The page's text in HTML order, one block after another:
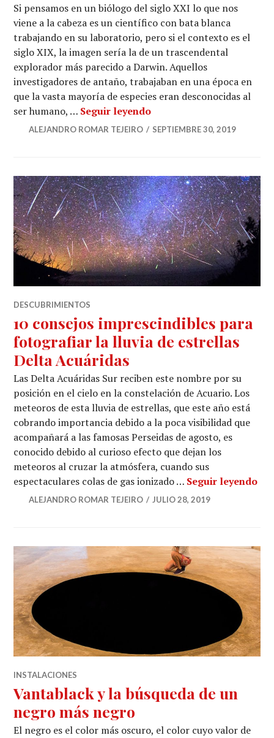
Si pensamos en un biólogo del siglo XXI lo que nos
viene a la cabeza es un científico con bata blanca
trabajando en su laboratorio, pero si el contexto es el
siglo XIX, la imagen sería la de un trascendental
explorador más parecido a Darwin. Aquellos
investigadores de antaño, trabajaban en una época en
que la vasta mayoría de especies eran desconocidas al
ser humano, … Seguir leyendoDescubre a las
ALEJANDRO ROMAR TEJEIRO SEPTIEMBRE 30, 2019
DESCUBRIMIENTOS
10 consejos imprescindibles para
fotografiar la lluvia de estrellas
Delta Acuáridas
Las Delta Acuáridas Sur reciben este nombre por su
posición en el cielo en la constelación de Acuario. Los
meteoros de esta lluvia de estrellas, que este año está
cobrando importancia debido a la poca visibilidad que
acompañará a las famosas Perseidas de agosto, es
conocido debido al curioso efecto que dejan los
meteoros al cruzar la atmósfera, cuando sus
espectaculares colas de gas ionizado … Seguir leyendo10
ALEJANDRO ROMAR TEJEIRO JULIO 28, 2019
INSTALACIONES
Vantablack y la búsqueda de un
negro más negro
El negro es el color más oscuro, el color cuyo valor de